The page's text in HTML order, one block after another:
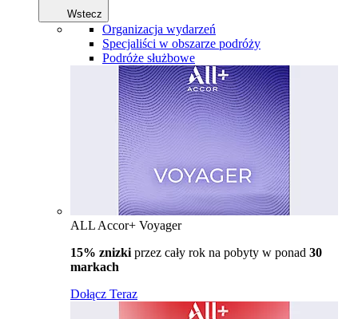
Wstecz
Organizacja wydarzeń
Specjaliści w obszarze podróży
Podróże służbowe
ALL Accor+ Voyager
15% znizki przez cały rok na pobyty w ponad 30
markach
Dołącz Teraz